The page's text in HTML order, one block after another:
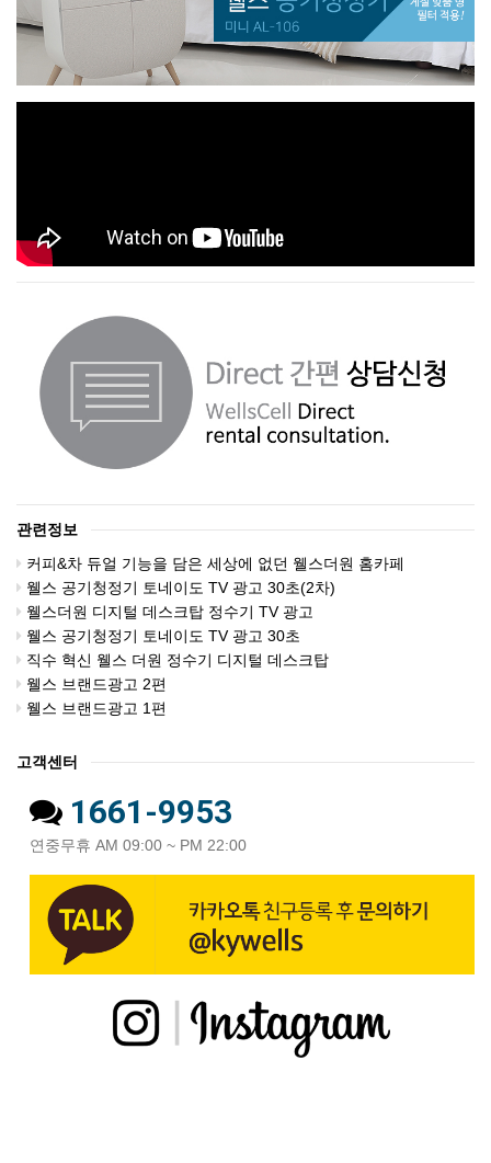
관련정보
커피&차 듀얼 기능을 담은 세상에 없던 웰스더원 홈카페
웰스 공기청정기 토네이도 TV 광고 30초(2차)
웰스더원 디지털 데스크탑 정수기 TV 광고
웰스 공기청정기 토네이도 TV 광고 30초
직수 혁신 웰스 더원 정수기 디지털 데스크탑
웰스 브랜드광고 2편
웰스 브랜드광고 1편
고객센터
1661-9953
연중무휴 AM 09:00 ~ PM 22:00